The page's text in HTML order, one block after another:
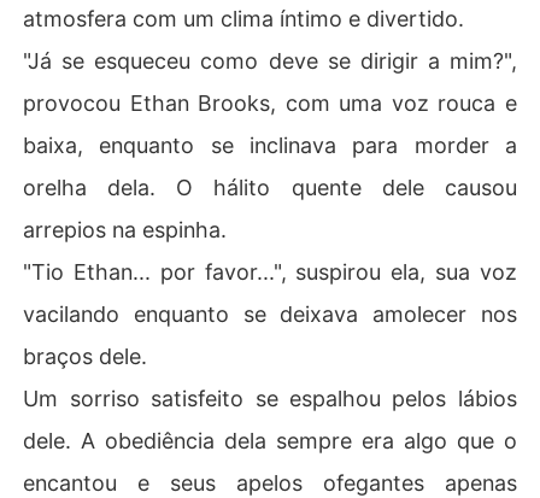
atmosfera com um clima íntimo e divertido.
"Já se esqueceu como deve se dirigir a mim?",
provocou Ethan Brooks, com uma voz rouca e
baixa, enquanto se inclinava para morder a
orelha dela. O hálito quente dele causou
arrepios na espinha.
"Tio Ethan... por favor...", suspirou ela, sua voz
vacilando enquanto se deixava amolecer nos
braços dele.
Um sorriso satisfeito se espalhou pelos lábios
dele. A obediência dela sempre era algo que o
encantou e seus apelos ofegantes apenas